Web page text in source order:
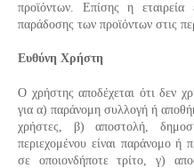
προϊόντων. Επίσης η
παράδοσης των προϊόντων στις
Ευθύνη Χρήστη
Ο χρήστης αποδέχεται ότι δεν
για α) παράνομη συλλογή ή
χρήστες, β) αποστολή,
περιεχομένου είναι παράνομο ή
σε οποιονδήποτε τρίτο, γ)